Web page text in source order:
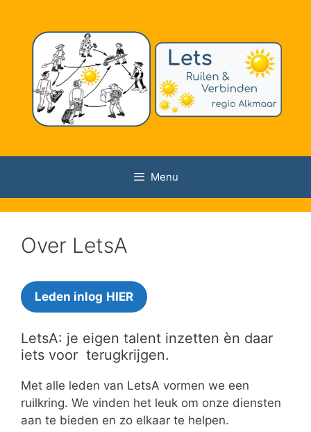
Menu
Over LetsA
Leden inlog HIER
LetsA: je eigen talent inzetten èn daar
iets voor terugkrijgen.
Met alle leden van LetsA vormen we een
ruilkring. We vinden het leuk om onze diensten
aan te bieden en zo elkaar te helpen.